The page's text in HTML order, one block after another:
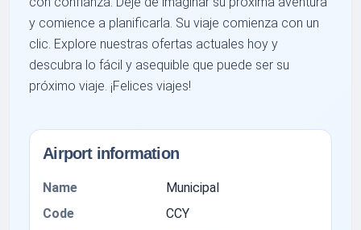
y comience a planificarla. Su viaje comienza con un
clic. Explore nuestras ofertas actuales hoy y
descubra lo fácil y asequible que puede ser su
próximo viaje. ¡Felices viajes!
Airport information
Name
Municipal
Code
CCY